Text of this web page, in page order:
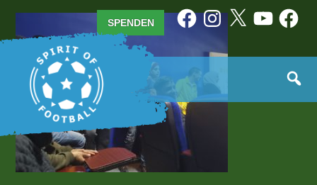
springen
Facebook
Instagram
X YouTube
SPENDEN